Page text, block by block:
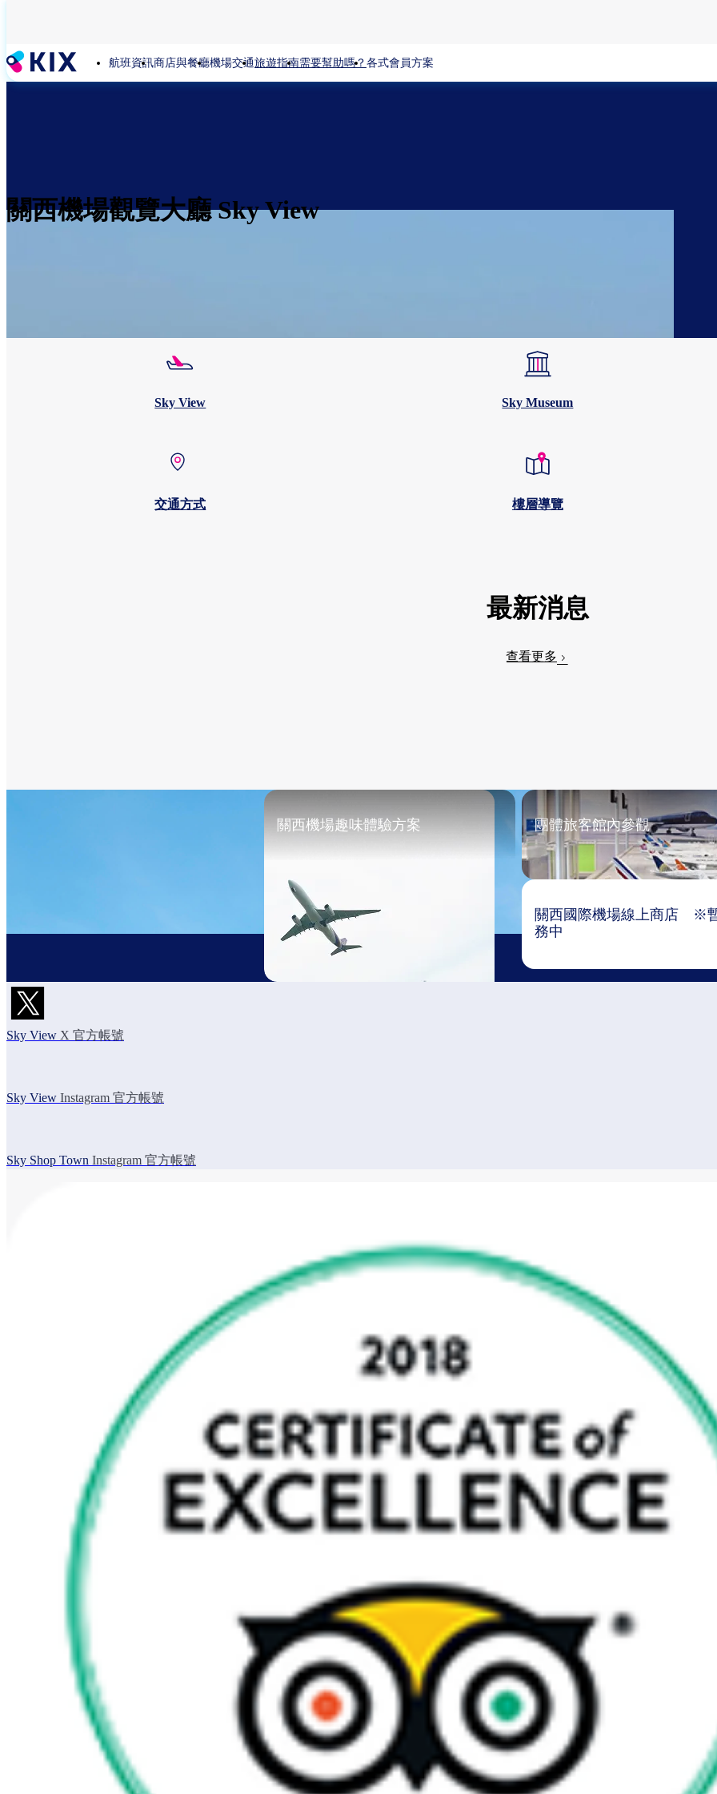
主
內
容
航班資訊商店與餐廳機場交通旅遊指南需要幫助嗎？ 各式會員方案
關西機場觀覽大廳 Sky View
Sky View Sky Museum
交通方式 樓層導覽
最新消息
查看更多
關西機場趣味體驗方案 團體旅客館內參觀
關西國際機場線上商店 ※
務中​
Sky View X 官方帳號
Sky View Instagram 官方帳號
Sky Shop Town Instagram 官方帳號